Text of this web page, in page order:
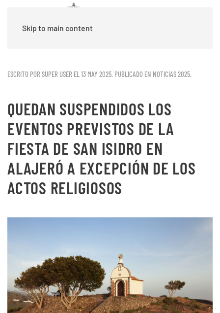
Skip to main content
ESCRITO POR SUPER USER EL13 MAY 2025. PUBLICADO EN NOTICIAS 2025.
QUEDAN SUSPENDIDOS LOS
EVENTOS PREVISTOS DE LA
FIESTA DE SAN ISIDRO EN
ALAJERÓ A EXCEPCIÓN DE LOS
ACTOS RELIGIOSOS